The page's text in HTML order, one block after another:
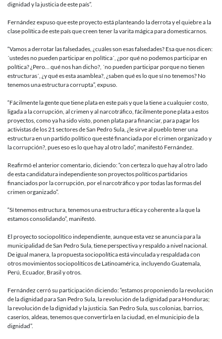
dignidad y la justicia de este país”.
Fernández expuso que este proyecto está planteando la derrota y el quiebre a la
clase política de este país que creen tener la varita mágica para domesticarnos.
“Vamos a derrotar las falsedades, ¿cuáles son esas falsedades? Esa que nos dicen:
´ustedes no pueden participar en política´, ¿por qué no podemos participar en
política? ¿Pero… qué nos han dicho?, ´no pueden participar porque no tienen
estructuras´, ¿y qué es esta asamblea?, ¿saben qué es lo que sí no tenemos? No
tenemos una estructura corrupta”, expuso.
“Fácilmente la gente que tiene plata en este país y que la tiene a cualquier costo,
ligada a la corrupción, al crimen y al narcotráfico, fácilmente pone plata a estos
proyectos, como ya ha sido visto, ponen plata para financiar, para pagar los
activistas de los 21 sectores de San Pedro Sula, ¿le sirve al pueblo tener una
estructura en un partido político que esté financiada por el crimen organizado y
la corrupción?, pues eso es lo que hay al otro lado”, manifestó Fernández.
Reafirmó el anterior comentario, diciendo: “con certeza lo que hay al otro lado
de esta candidatura independiente son proyectos políticos partidarios
financiados por la corrupción, por el narcotráfico y por todas las formas del
crimen organizado”.
“Sí tenemos estructura, tenemos una estructura ética y coherente a la que la
estamos consolidando”, manifestó.
El proyecto sociopolítico independiente, aunque esta vez se anuncia para la
municipalidad de San Pedro Sula, tiene perspectiva y respaldo a nivel nacional.
De igual manera, la propuesta sociopolítica está vinculada y respaldada con
otros movimientos sociopolíticos de Latinoamérica, incluyendo Guatemala,
Perú, Ecuador, Brasil y otros.
Fernández cerró su participación diciendo: “estamos proponiendo la revolución
de la dignidad para San Pedro Sula, la revolución de la dignidad para Honduras;
la revolución de la dignidad y la justicia. San Pedro Sula, sus colonias, barrios,
caseríos, aldeas, tenemos que convertirla en la ciudad, en el municipio de la
dignidad”.